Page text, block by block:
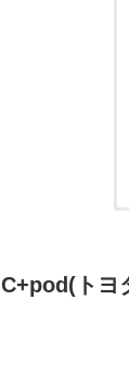
C+pod(トヨ